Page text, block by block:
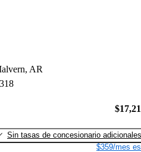
AR
Sin tasas de concesionario adicionales
$359/mes